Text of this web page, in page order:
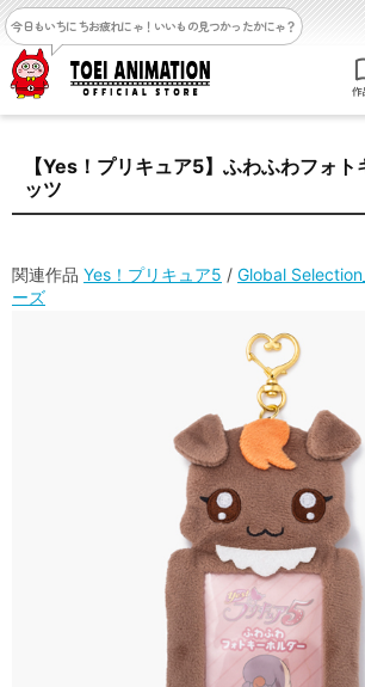
今日もいちにちお疲れにゃ！ いいもの見つかったかにゃ？
【Yes！プリキュア5】ふわふわフォ
ッツ
関連作品 Yes！プリキュア5 / Global
ーズ